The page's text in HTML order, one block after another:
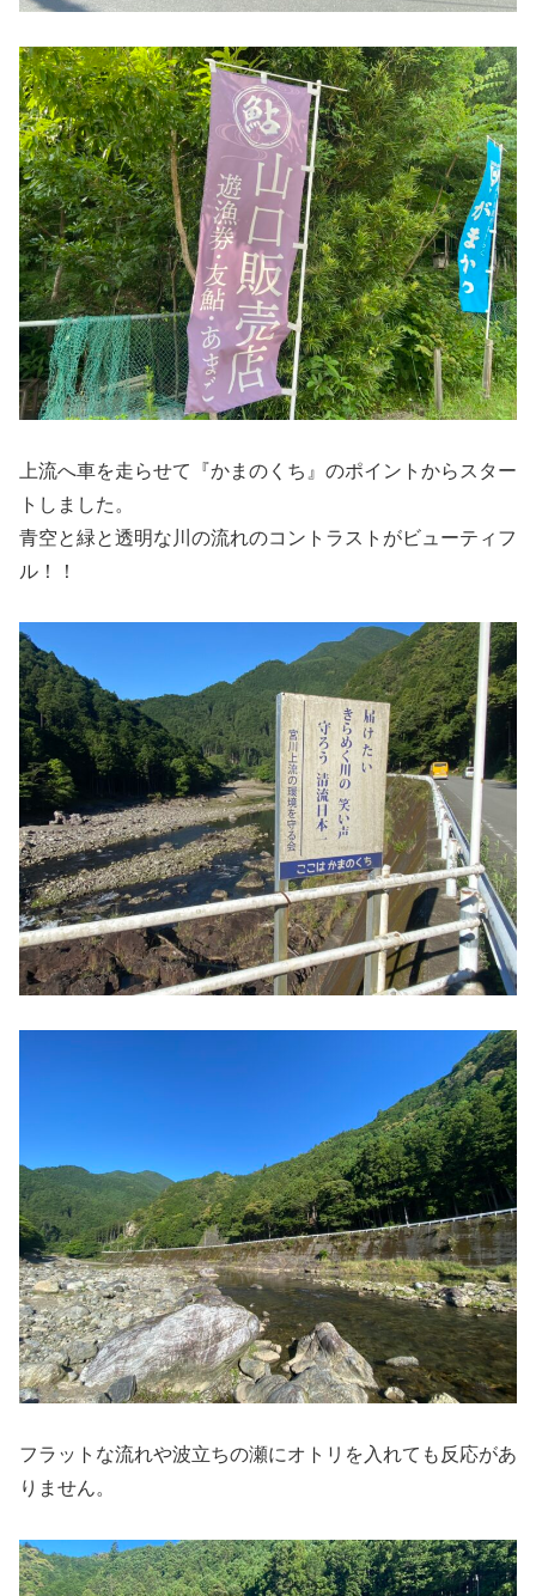
上流へ車を走らせて『かまのくち』のポイントからスター
トしました。
青空と緑と透明な川の流れのコントラストがビューティフ
ル！！
フラットな流れや波立ちの瀬にオトリを入れても反応があ
りません。